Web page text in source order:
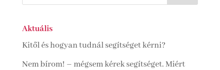
Aktuális
Kitől és hogyan tudnál segítséget kérni?
Nem bírom! – mégsem kérek segítséget. Miért